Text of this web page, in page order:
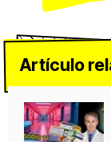
Artículo